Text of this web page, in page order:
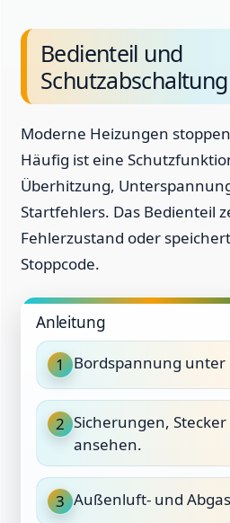
Bedienteil und
Moderne Heizungen
Häufig ist eine
Überhitzung,
Startfehlers. Das Bedienteil
Fehlerzustand oder
Stoppcode.
Anleitung
1 Bordspannung unter
2 Sicherungen,
ansehen.
3 Außenluft- und